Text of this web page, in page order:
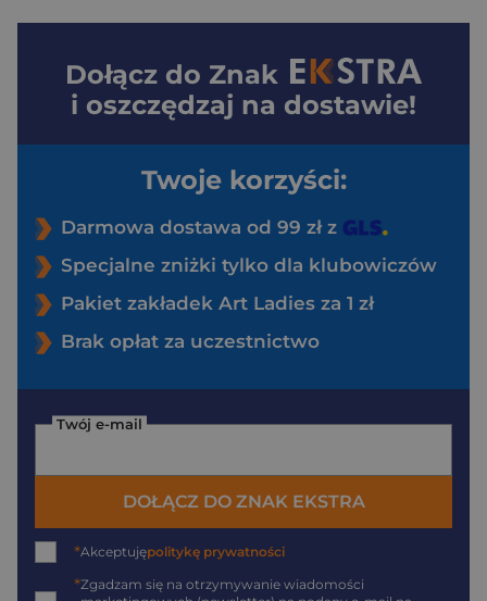
Dołącz do Znak
i oszczędzaj na dostawie!
Twoje korzyści:
Darmowa dostawa od 99 zł z
Specjalne zniżki tylko dla klubowiczów
Pakiet zakładek Art Ladies za 1 zł
Brak opłat za uczestnictwo
Twój e-mail
DOŁĄCZ DO ZNAK EKSTRA
*Akceptujępolitykę prywatności
*Zgadzam się na otrzymywanie wiadomości